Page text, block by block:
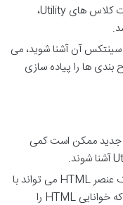
به دلیل ماهیت کلاس های Utility،
سینتکس آن آشنا شوید، می
بندی ها را پیاده سازی
جدید ممکن است کمی
در برخی موارد، یک عنصر HTML می تواند با
تعداد زیادی کلاس Utility پر شود که خوانایی HTML را